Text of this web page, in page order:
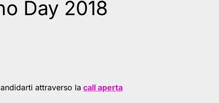
Day 2018
attraverso la call aperta